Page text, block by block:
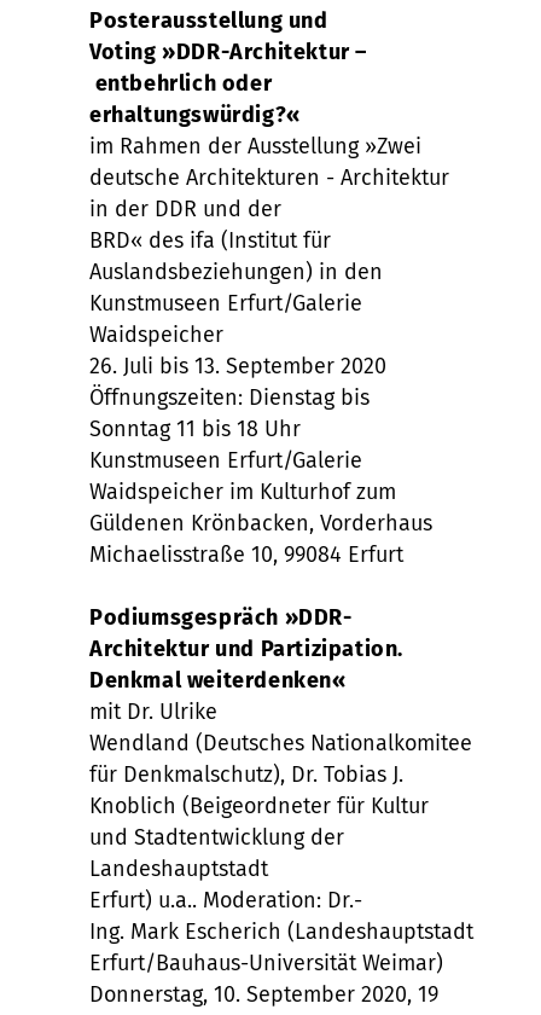
Posterausstellung und
Voting»DDR-Architektur–
entbehrlich oder
erhaltungswürdig?«
im Rahmen der Ausstellung »Zwei
deutsche Architekturen - Architektur
in der DDR und der
BRD« des ifa (Institut für
Auslandsbeziehungen) in den
Kunstmuseen Erfurt/Galerie
Waidspeicher
26. Juli bis 13. September 2020
Öffnungszeiten: Dienstag bis
Sonntag 11 bis 18 Uhr
Kunstmuseen Erfurt/Galerie
Waidspeicher im Kulturhof zum
Güldenen Krönbacken, Vorderhaus
Michaelisstraße 10, 99084 Erfurt
Podiumsgespräch »DDR-
Architektur und Partizipation.
Denkmal weiterdenken«
mit Dr. Ulrike
Wendland (Deutsches Nationalkomitee
für Denkmalschutz), Dr. Tobias J.
Knoblich (Beigeordneter für Kultur
und Stadtentwicklung der
Landeshauptstadt
Erfurt) u.a.. Moderation: Dr.-
Ing. Mark Escherich (Landeshauptstadt
Erfurt/Bauhaus-Universität Weimar)
Donnerstag, 10. September 2020, 19